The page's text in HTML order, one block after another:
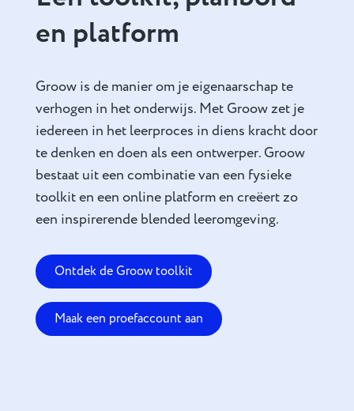
en platform
Groow is de manier om je eigenaarschap te
verhogen in het onderwijs. Met Groow zet je
iedereen in het leerproces in diens kracht door
te denken en doen als een ontwerper. Groow
bestaat uit een combinatie van een fysieke
toolkit en een online platform en creëert zo
een inspirerende blended leeromgeving.
Ontdek de Groow toolkit
Maak een proefaccount aan